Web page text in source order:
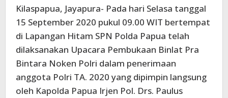
Kilaspapua, Jayapura- Pada hari Selasa tanggal
15 September 2020 pukul 09.00 WIT bertempat
di Lapangan Hitam SPN Polda Papua telah
dilaksanakan Upacara Pembukaan Binlat Pra
Bintara Noken Polri dalam penerimaan
anggota Polri TA. 2020 yang dipimpin langsung
oleh Kapolda Papua Irjen Pol. Drs. Paulus